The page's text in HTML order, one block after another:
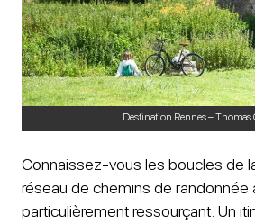
Destination Rennes – Thomas
Connaissez-vous les boucles de
réseau de chemins de randonnée
particulièrement ressourçant. Un